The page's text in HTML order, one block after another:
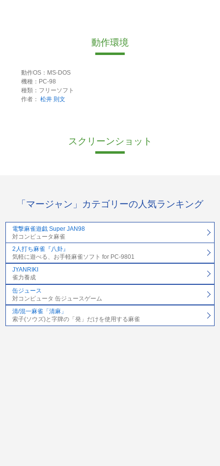
動作環境
動作OS：MS-DOS
機種：PC-98
種類：フリーソフト
作者： 松井 則文
スクリーンショット
「マージャン」カテゴリーの人気ランキング
電撃麻雀遊戯 Super JAN98
対コンピュータ麻雀
2人打ち麻雀『八卦』
気軽に遊べる、お手軽麻雀ソフト for PC-9801
JYANRIKI
雀力養成
缶ジュース
対コンピュータ 缶ジュースゲーム
清/混一麻雀「清麻」
索子(ソウズ)と字牌の「発」だけを使用する麻雀